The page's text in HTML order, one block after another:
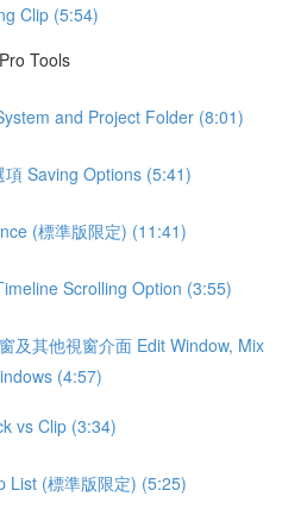
Clip (5:54)
Tools
and Project Folder (8:01)
Saving Options (5:41)
(標準版限定) (11:41)
Scrolling Option (3:55)
及其他視窗介面 Edit Window, Mix
(4:57)
vs Clip (3:34)
List (標準版限定) (5:25)